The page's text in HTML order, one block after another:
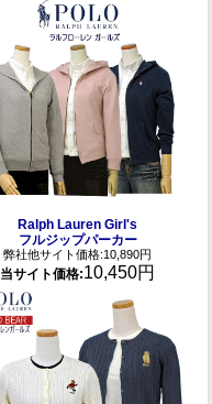
Ralph Lauren Girl's
フルジップパーカー
弊社他サイト価格:10,890円
当サイト価格:10,450円